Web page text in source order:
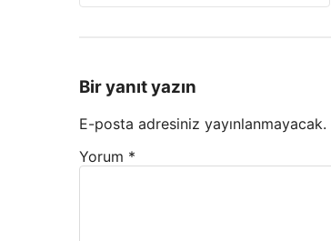
Bir yanıt yazın
E-posta adresiniz yayınlanmayacak.
Yorum *